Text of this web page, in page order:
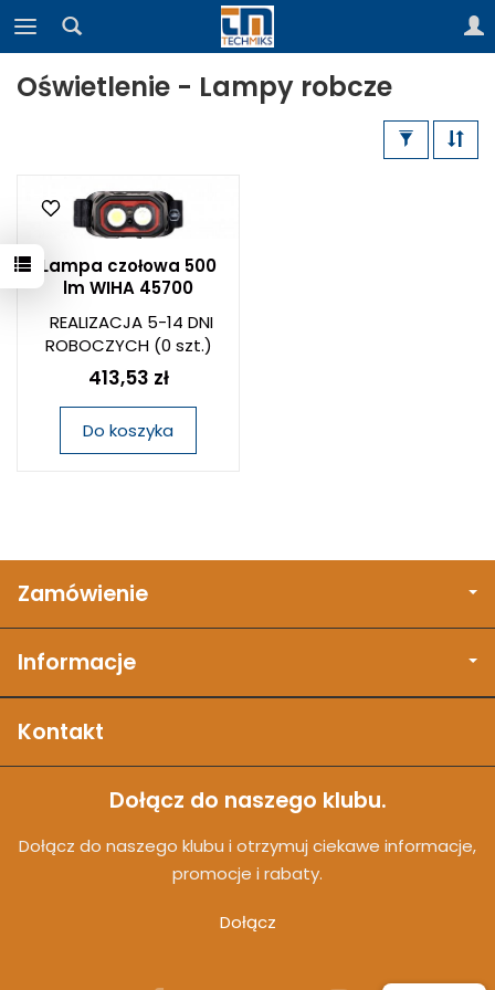
Oświetlenie - Lampy robcze
Lampa czołowa 500
lm WIHA 45700
REALIZACJA 5-14 DNI
ROBOCZYCH(0 szt.)
413,53 zł
Do koszyka
Zamówienie
Informacje
Kontakt
Dołącz do naszego klubu.
Dołącz do naszego klubu i otrzymuj ciekawe informacje,
promocje i rabaty.
Dołącz